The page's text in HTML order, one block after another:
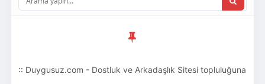
:: Duygusuz.com - Dostluk ve Arkadaşlık Sitesi topluluğuna